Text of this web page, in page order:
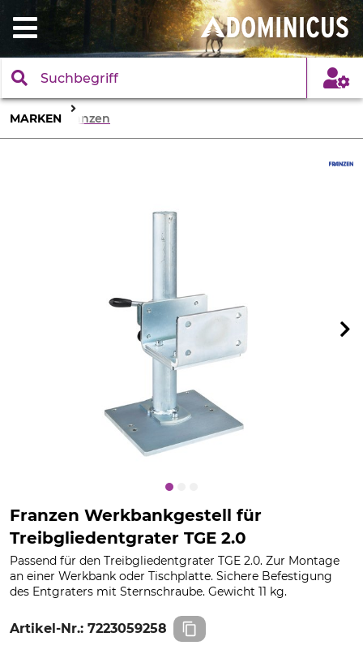
MARKEN Franzen
Franzen Werkbankgestell für
Treibgliedentgrater TGE 2.0
Passend für den Treibgliedentgrater TGE 2.0. Zur Montage
an einer Werkbank oder Tischplatte. Sichere Befestigung
des Entgraters mit Sternschraube. Gewicht 11 kg.
Artikel-Nr.: 7223059258